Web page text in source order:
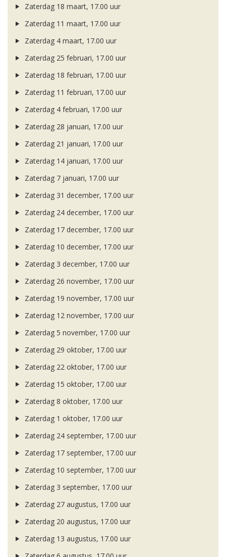
Zaterdag 18 maart, 17.00 uur
Zaterdag 11 maart, 17.00 uur
Zaterdag 4 maart, 17.00 uur
Zaterdag 25 februari, 17.00 uur
Zaterdag 18 februari, 17.00 uur
Zaterdag 11 februari, 17.00 uur
Zaterdag 4 februari, 17.00 uur
Zaterdag 28 januari, 17.00 uur
Zaterdag 21 januari, 17.00 uur
Zaterdag 14 januari, 17.00 uur
Zaterdag 7 januari, 17.00 uur
Zaterdag 31 december, 17.00 uur
Zaterdag 24 december, 17.00 uur
Zaterdag 17 december, 17.00 uur
Zaterdag 10 december, 17.00 uur
Zaterdag 3 december, 17.00 uur
Zaterdag 26 november, 17.00 uur
Zaterdag 19 november, 17.00 uur
Zaterdag 12 november, 17.00 uur
Zaterdag 5 november, 17.00 uur
Zaterdag 29 oktober, 17.00 uur
Zaterdag 22 oktober, 17.00 uur
Zaterdag 15 oktober, 17.00 uur
Zaterdag 8 oktober, 17.00 uur
Zaterdag 1 oktober, 17.00 uur
Zaterdag 24 september, 17.00 uur
Zaterdag 17 september, 17.00 uur
Zaterdag 10 september, 17.00 uur
Zaterdag 3 september, 17.00 uur
Zaterdag 27 augustus, 17.00 uur
Zaterdag 20 augustus, 17.00 uur
Zaterdag 13 augustus, 17.00 uur